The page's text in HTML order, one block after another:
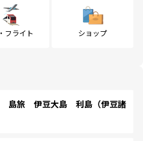
フライト ショップ
島旅 伊豆大島 利島（伊豆諸